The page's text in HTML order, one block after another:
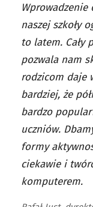
naszej szkoły
to latem. Cały
pozwala nam
rodzicom daje
bardziej, że
bardzo
uczniów.
formy
ciekawie i
komputerem.